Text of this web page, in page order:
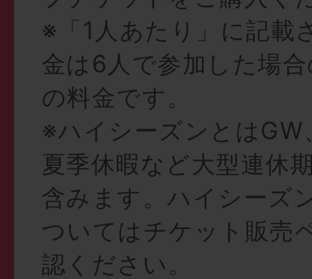
※「1人あたり」に記載
金は6人で参加した場
の料金です。
※ハイシーズンとはGW
夏季休暇など大型連休
含みます。ハイシーズ
ついてはチケット販売
認ください。